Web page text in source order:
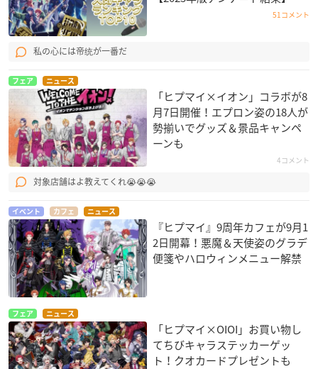
51コメント
私の心には帝统が一番だ
フェア ニュース
「ヒプマイ×イオン」コラボが8
月7日開催！エプロン姿の18人が
勢揃いでグッズ＆景品キャンペ
ーンも
4コメント
対象店舗はよ教えてくれ😭😭😭
イベント カフェ ニュース
『ヒプマイ』9周年カフェが9月1
2日開幕！悪魔＆天使姿のグラデ
便箋やハロウィンメニュー解禁
フェア ニュース
「ヒプマイ×OIOI」お買い物し
てちびキャラステッカーゲッ
ト！クオカードプレゼントも